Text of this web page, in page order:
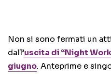
Non si sono fermati un
dall’uscita di “Night
giugno. Anteprime e